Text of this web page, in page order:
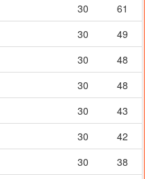
30
61
30
49
30
48
30
48
30
43
30
42
30
38